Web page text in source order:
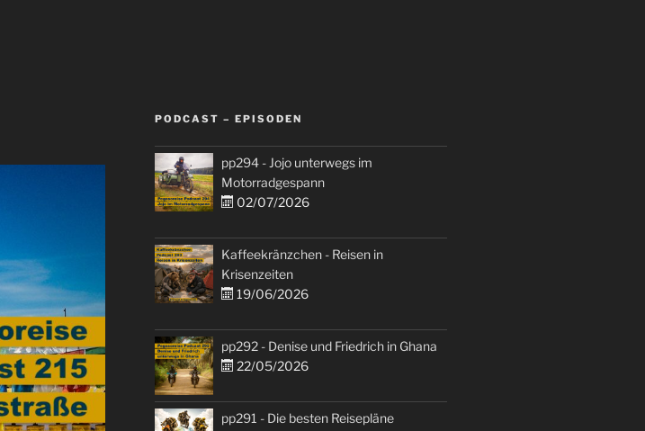
PODCAST – EPISODEN
pp294 - Jojo unterwegs im
Motorradgespann
02/07/2026
Kaffeekränzchen - Reisen in
Krisenzeiten
19/06/2026
pp292 - Denise und Friedrich in Ghana
22/05/2026
pp291 - Die besten Reisepläne